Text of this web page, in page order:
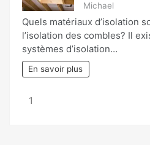
Michael
Quels matériaux d’isolation
l’isolation des combles? Il
systèmes d’isolation…
En savoir plus
Page:
1